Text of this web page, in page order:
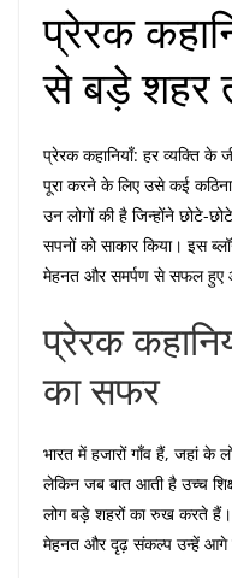
प्रेरक
से बड़े शहर
प्रेरक कहानियाँ: हर व्यक्ति
पूरा करने के लिए उसे कई
उन लोगों की है जिन्होंने छोटे-
सपनों को साकार किया। इस
मेहनत और समर्पण से सफल हुए
प्रेरक
का सफर
भारत में हजारों गाँव हैं, जहां के
लेकिन जब बात आती है उच्च
लोग बड़े शहरों का रुख करते
मेहनत और दृढ़ संकल्प उन्हें आगे